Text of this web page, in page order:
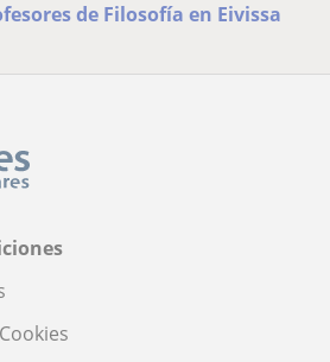
de Filosofía en Eivissa